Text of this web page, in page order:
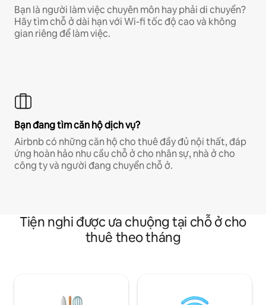
Bạn là người làm việc chuyên môn hay phải di chuyển?
Hãy tìm chỗ ở dài hạn với Wi-fi tốc độ cao và không
gian riêng để làm việc.
Bạn đang tìm căn hộ dịch vụ?
Airbnb có những căn hộ cho thuê đầy đủ nội thất, đáp
ứng hoàn hảo nhu cầu chỗ ở cho nhân sự, nhà ở cho
công ty và người đang chuyển chỗ ở.
Tiện nghi được ưa chuộng tại chỗ ở cho
thuê theo tháng